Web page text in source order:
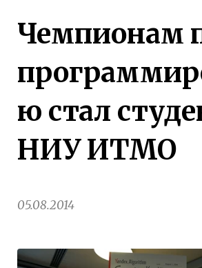
Чемпионам
ю стал
НИУ ИТМО
05.08.2014